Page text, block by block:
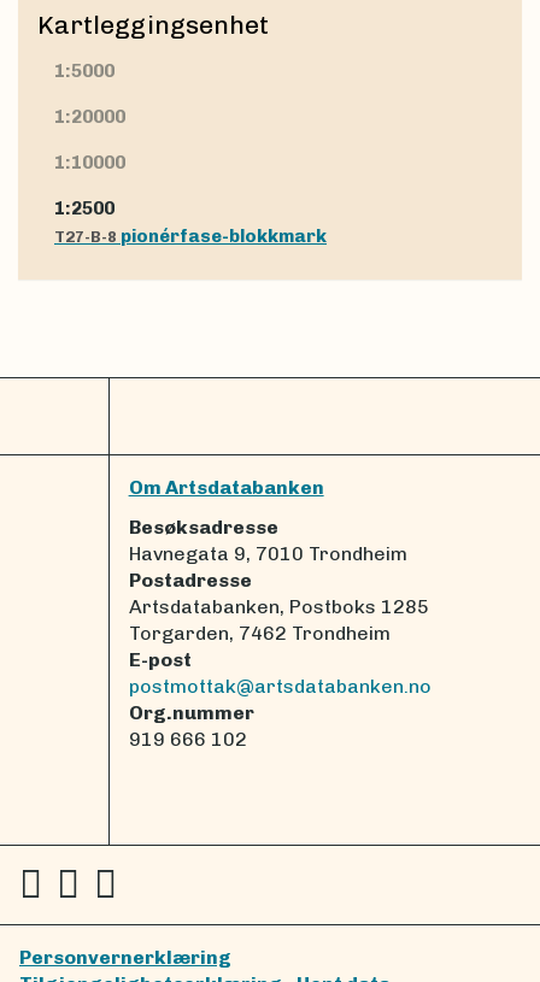
Kartleggingsenhet
1:5000
1:20000
1:10000
1:2500
T27-B-8 pionérfase-blokkmark
Om Artsdatabanken
Besøksadresse
Havnegata 9, 7010 Trondheim
Postadresse
Artsdatabanken, Postboks 1285
Torgarden, 7462 Trondheim
E-post
postmottak@artsdatabanken.no
Org.nummer
919 666 102
Personvernerklæring